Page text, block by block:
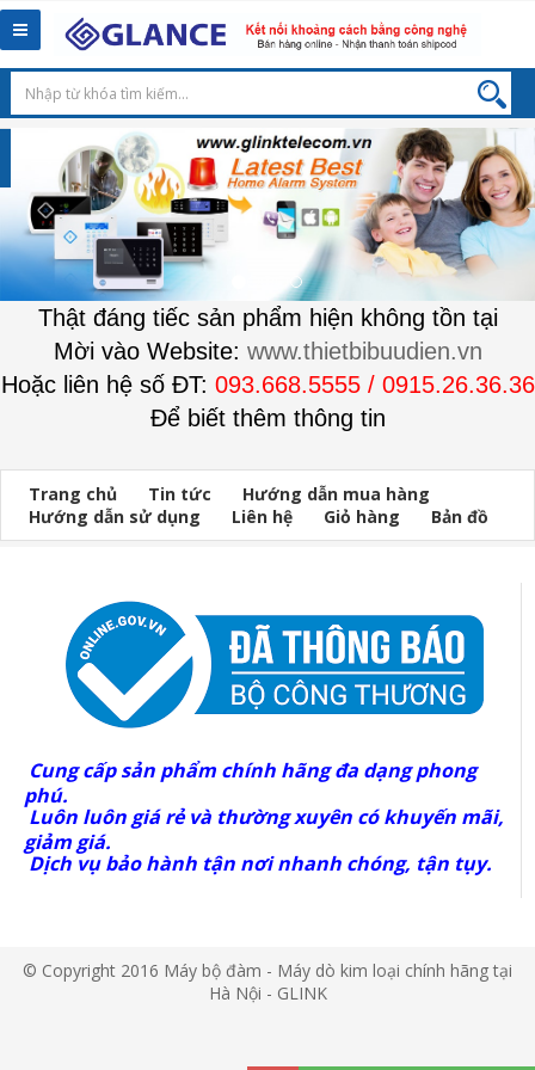
Toggle
navigation
Thật đáng tiếc sản phẩm hiện không tồn tại
Mời vào Website: www.thietbibuudien.vn
Hoặc liên hệ số ĐT: 093.668.5555 / 0915.26.36.36
Để biết thêm thông tin
Trang chủ Tin tức
Hướng dẫn mua hàng
Hướng dẫn sử dụng
Liên hệ Giỏ hàng Bản đồ
Cung cấp sản phẩm chính hãng đa dạng phong
phú.
Luôn luôn giá rẻ và thường xuyên có khuyến mãi,
giảm giá.
Dịch vụ bảo hành tận nơi nhanh chóng, tận tụy.
© Copyright 2016 Máy bộ đàm - Máy dò kim loại chính hãng tại
Hà Nội - GLINK